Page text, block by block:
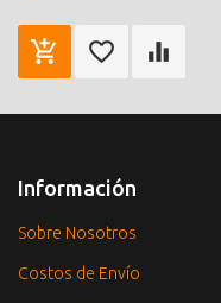
Información
Sobre Nosotros
Costos de Envío